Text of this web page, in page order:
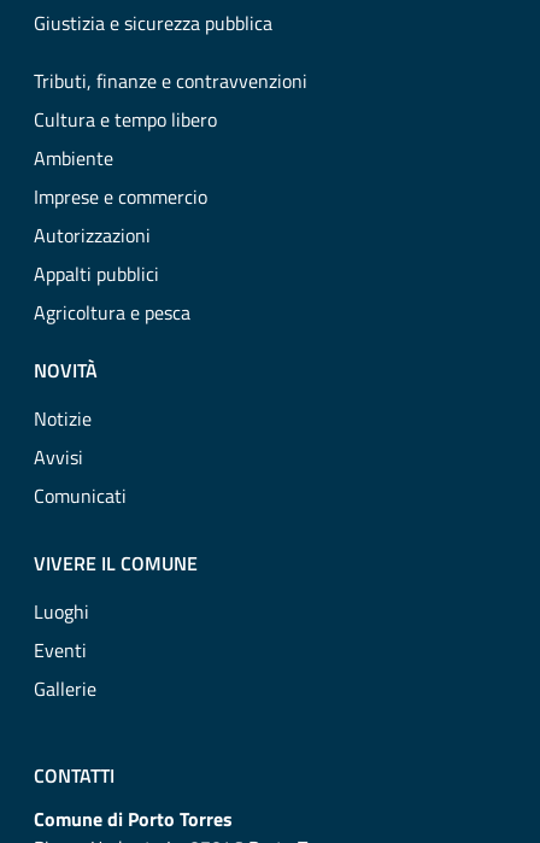
Giustizia e sicurezza pubblica
Tributi, finanze e contravvenzioni
Cultura e tempo libero
Ambiente
Imprese e commercio
Autorizzazioni
Appalti pubblici
Agricoltura e pesca
NOVITÀ
Notizie
Avvisi
Comunicati
VIVERE IL COMUNE
Luoghi
Eventi
Gallerie
CONTATTI
Comune di Porto Torres